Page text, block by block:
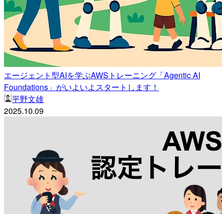
エージェント型AIを学ぶAWSトレーニング「Agentic AI
Foundations」がいよいよスタートします！
平野文雄
2025.10.09